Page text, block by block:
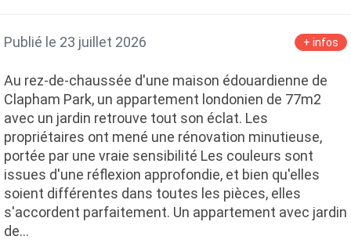
Publié le 23 juillet 2026 + infos
Au rez-de-chaussée d'une maison édouardienne de
Clapham Park, un appartement londonien de 77m2
avec un jardin retrouve tout son éclat. Les
propriétaires ont mené une rénovation minutieuse,
portée par une vraie sensibilité Les couleurs sont
issues d'une réflexion approfondie, et bien qu'elles
soient différentes dans toutes les pièces, elles
s'accordent parfaitement. Un appartement avec jardin
de…